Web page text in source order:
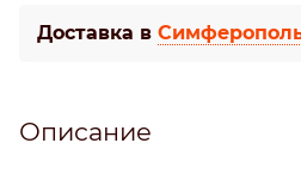
Доставка в
Описание